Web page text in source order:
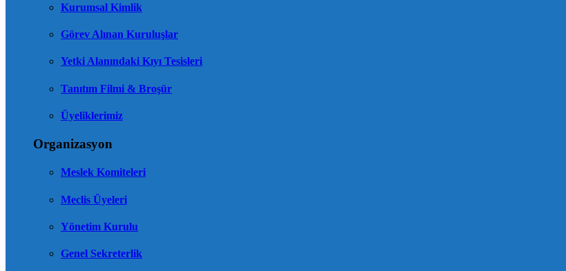
Kurumsal Kimlik
Görev Alınan Kuruluşlar
Yetki Alanındaki Kıyı Tesisleri
Tanıtım Filmi & Broşür
Üyeliklerimiz
Organizasyon
Meslek Komiteleri
Meclis Üyeleri
Yönetim Kurulu
Genel Sekreterlik